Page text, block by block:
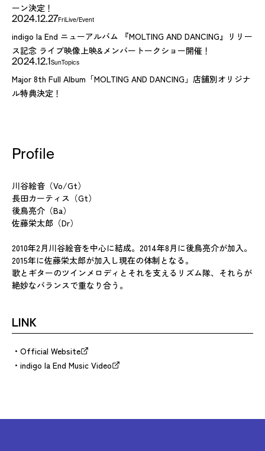
ーン決定！
2024.12.27Fri Live/Event
indigo la End ニューアルバム 『MOLTING AND DANCING』リリー
ス記念 ライブ映像上映&メンバートークショー開催！
2024.12.1 Sun Topics
Major 8th Full Album「MOLTING AND DANCING」店舗別オリジナ
ル特典決定！
Profile
川谷絵音（Vo/Gt）
長田カーティス（Gt）
後鳥亮介（Ba）
佐藤栄太郎（Dr）
2010年2月川谷絵音を中心に結成。2014年8月に後鳥亮介が加入。
2015年に佐藤栄太郎が加入し現在の体制となる。
歌とギターのツインメロディとそれを支えるリズム隊、それらが
絶妙なバランスで重なり合う。
LINK
Official Website
indigo la End Music Video